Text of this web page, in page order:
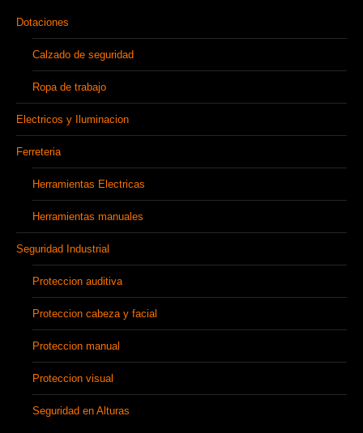
Dotaciones
Calzado de seguridad
Ropa de trabajo
Electricos y Iluminacion
Ferreteria
Herramientas Electricas
Herramientas manuales
Seguridad Industrial
Proteccion auditiva
Proteccion cabeza y facial
Proteccion manual
Proteccion visual
Seguridad en Alturas